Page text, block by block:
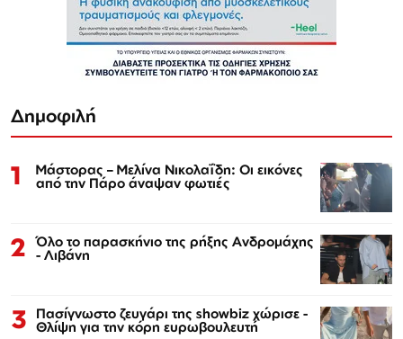
Δημοφιλή
1 Μάστορας – Μελίνα Νικολαΐδη: Οι εικόνες
από την Πάρο άναψαν φωτιές
2 Όλο το παρασκήνιο της ρήξης Ανδρομάχης
- Λιβάνη
3 Πασίγνωστο ζευγάρι της showbiz χώρισε -
Θλίψη για την κόρη ευρωβουλευτή